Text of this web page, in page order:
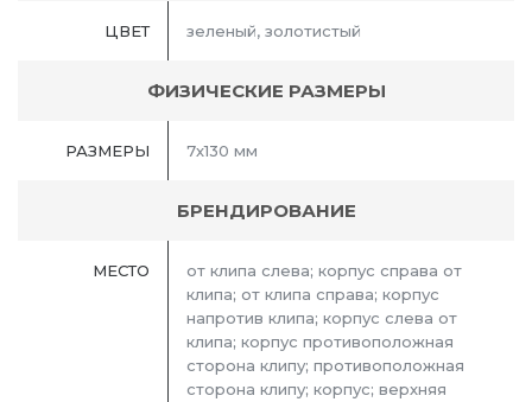
ЦВЕТ зеленый, золотистый
ФИЗИЧЕСКИЕ РАЗМЕРЫ
РАЗМЕРЫ 7х130 мм
БРЕНДИРОВАНИЕ
МЕСТО
от клипа слева; корпус справа от
клипа; от клипа справа; корпус
напротив клипа; корпус слева от
клипа; корпус противоположная
сторона клипу; противоположная
сторона клипу; корпус; верхняя